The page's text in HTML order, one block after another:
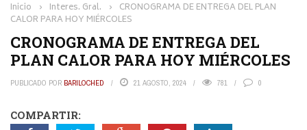
Inicio › Interes. Gral. › CRONOGRAMA DE ENTREGA DEL PLAN
CALOR PARA HOY MIÉRCOLES
CRONOGRAMA DE ENTREGA DEL
PLAN CALOR PARA HOY MIÉRCOLES
PUBLICADO POR BARILOCHED 21 AGOSTO, 2024 781 0
COMPARTIR: